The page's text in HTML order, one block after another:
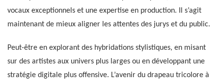
vocaux exceptionnels et une expertise en production. Il s’agit
maintenant de mieux aligner les attentes des jurys et du public.
Peut-être en explorant des hybridations stylistiques, en misant
sur des artistes aux univers plus larges ou en développant une
stratégie digitale plus offensive. L’avenir du drapeau tricolore à